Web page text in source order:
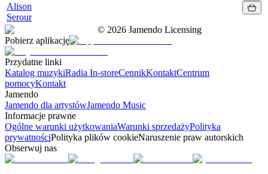
Alison
Serour
© 2026 Jamendo Licensing
Pobierz aplikację
Przydatne linki
Katalog muzykiRadia In-storeCennikKontaktCentrum
pomocyKontakt
Jamendo
Jamendo dla artystówJamendo Music
Informacje prawne
Ogólne warunki użytkowaniaWarunki sprzedażyPolityka
prywatnościPolityka plików cookieNaruszenie praw autorskich
Obserwuj nas